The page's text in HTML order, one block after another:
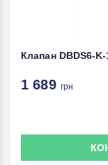
Клапан DBDS6-K-
1 689 грн